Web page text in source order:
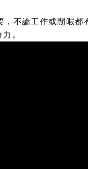
不論工作或閒暇都
。